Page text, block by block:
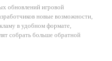
обновлений игровой
новые возможности,
в удобном формате,
собрать больше обратной